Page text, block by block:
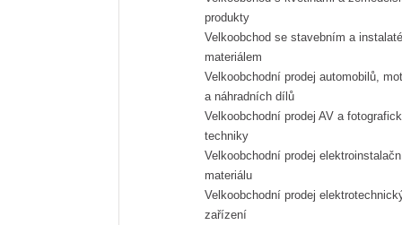
produkty
Velkoobchod se stavebním a instalatérským
materiálem
Velkoobchodní prodej automobilů, motocyklů
a náhradních dílů
Velkoobchodní prodej AV a fotografické
techniky
Velkoobchodní prodej elektroinstalačního
materiálu
Velkoobchodní prodej elektrotechnických
zařízení